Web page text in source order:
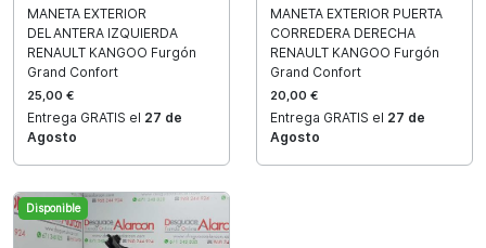
MANETA EXTERIOR
DELANTERA IZQUIERDA
RENAULT KANGOO Furgón
Grand Confort
25,00 €
Entrega GRATIS el 27 de
Agosto
MANETA EXTERIOR PUERTA
CORREDERA DERECHA
RENAULT KANGOO Furgón
Grand Confort
20,00 €
Entrega GRATIS el 27 de
Agosto
Disponible